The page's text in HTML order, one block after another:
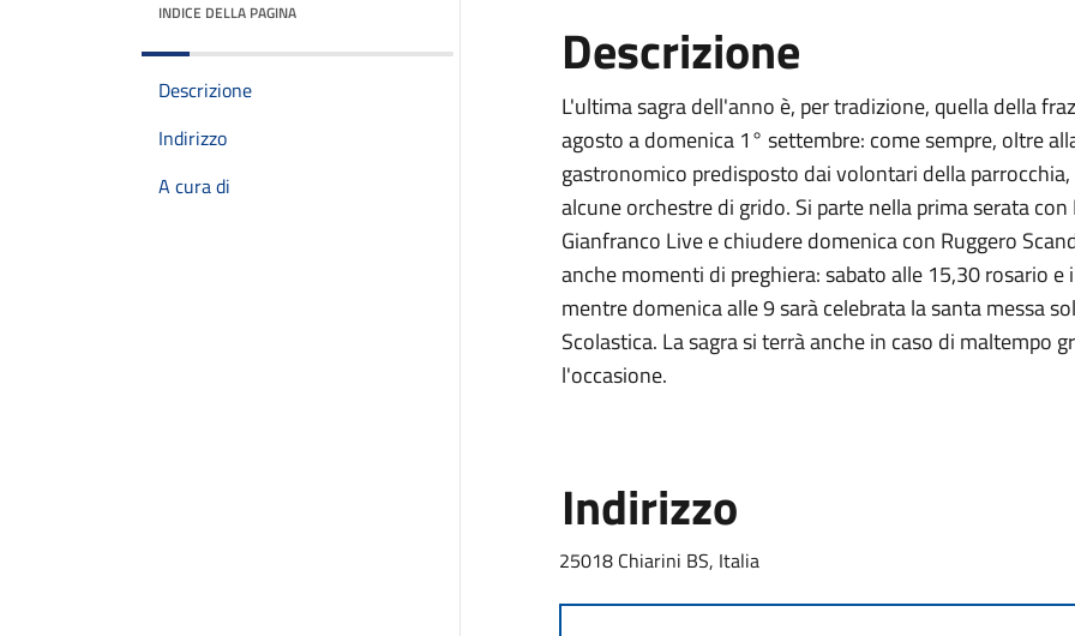
INDICE DELLA PAGINA
Descrizione
Indirizzo
A cura di
Descrizione
L'ultima sagra dell'anno è, per tradizione, quella della
agosto a domenica 1° settembre: come sempre, oltre
gastronomico predisposto dai volontari della
alcune orchestre di grido. Si parte nella prima serata
Gianfranco Live e chiudere domenica con Ruggero
anche momenti di preghiera: sabato alle 15,30 rosario
mentre domenica alle 9 sarà celebrata la santa messa
Scolastica. La sagra si terrà anche in caso di maltempo
l'occasione.
Indirizzo
25018 Chiarini BS, Italia